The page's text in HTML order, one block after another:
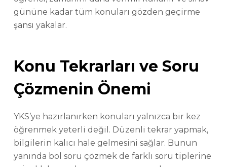
gününe kadar tüm konuları gözden geçirme
şansı yakalar.
Konu Tekrarları ve Soru
Çözmenin Önemi
YKS’ye hazırlanırken konuları yalnızca bir kez
öğrenmek yeterli değil. Düzenli tekrar yapmak,
bilgilerin kalıcı hale gelmesini sağlar. Bunun
yanında bol soru çözmek de farklı soru tiplerine